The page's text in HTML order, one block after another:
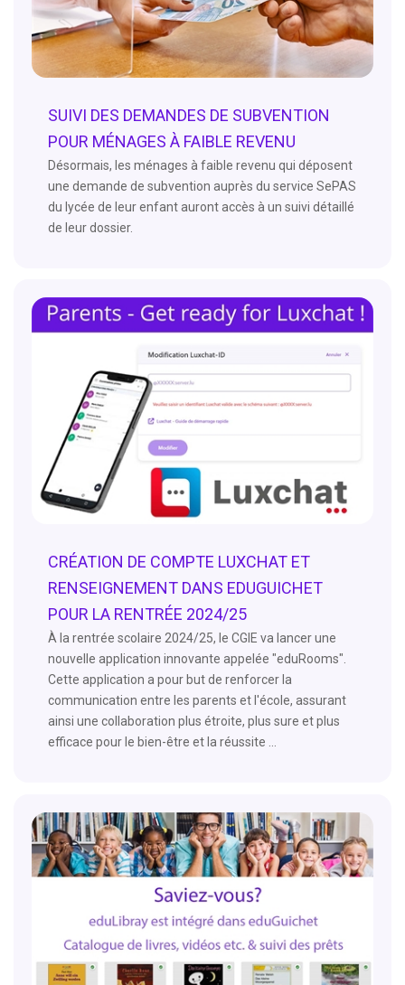
SUIVI DES DEMANDES DE SUBVENTION
POUR MÉNAGES À FAIBLE REVENU
Désormais, les ménages à faible revenu qui déposent
une demande de subvention auprès du service SePAS
du lycée de leur enfant auront accès à un suivi détaillé
de leur dossier.
CRÉATION DE COMPTE LUXCHAT ET
RENSEIGNEMENT DANS EDUGUICHET
POUR LA RENTRÉE 2024/25
À la rentrée scolaire 2024/25, le CGIE va lancer une
nouvelle application innovante appelée "eduRooms".
Cette application a pour but de renforcer la
communication entre les parents et l'école, assurant
ainsi une collaboration plus étroite, plus sure et plus
efficace pour le bien-être et la réussite ...